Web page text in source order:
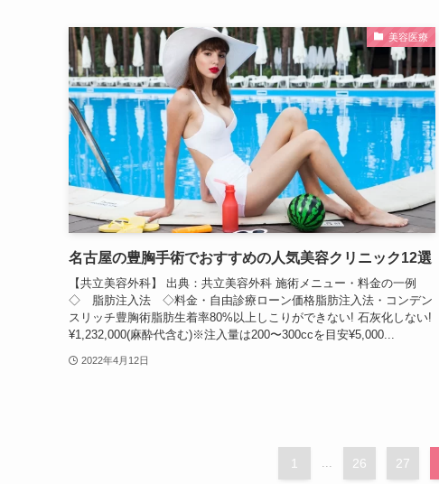
美容医療
名古屋の豊胸手術でおすすめの人気美容クリニック12選
【共立美容外科】 出典：共立美容外科 施術メニュー・料金の一例
◇ 脂肪注入法 ◇料金・自由診療ローン価格脂肪注入法・コンデン
スリッチ豊胸術脂肪生着率80%以上しこりができない! 石灰化しない!
¥1,232,000(麻酔代含む)※注入量は200〜300ccを目安¥5,000...
2022年4月12日
1 26 27